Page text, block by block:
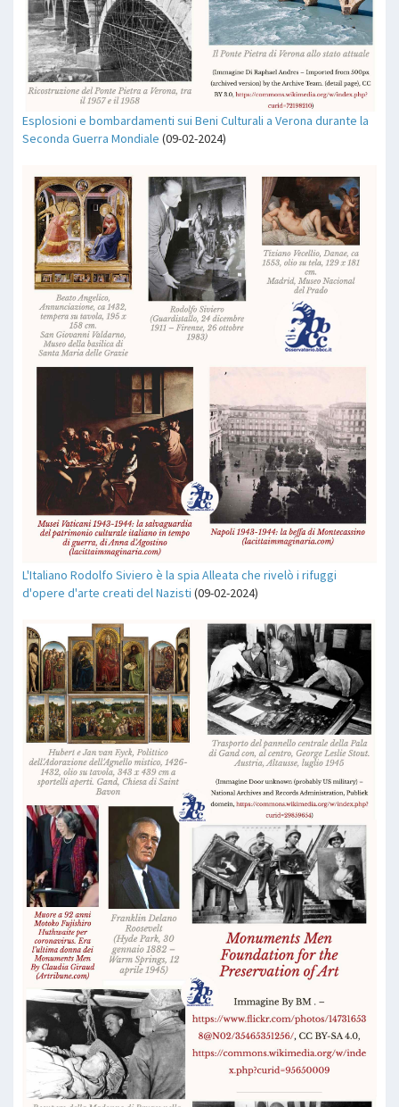
Esplosioni e bombardamenti sui Beni Culturali a Verona durante la
Seconda Guerra Mondiale (09-02-2024)
L'Italiano Rodolfo Siviero è la spia Alleata che rivelò i rifuggi
d'opere d'arte creati del Nazisti (09-02-2024)